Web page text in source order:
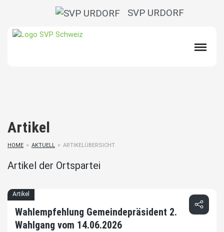
SVP URDORF
Artikel
HOME > AKTUELL > ARTIKELÜBERSICHT
Artikel der Ortspartei
Artikel
Wahlempfehlung Gemeindepräsident 2.
Wahlgang vom 14.06.2026